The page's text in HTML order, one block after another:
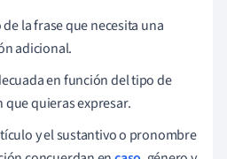
la frase que necesita una
adicional.
en función del tipo de
quieras expresar.
y el sustantivo o pronombre